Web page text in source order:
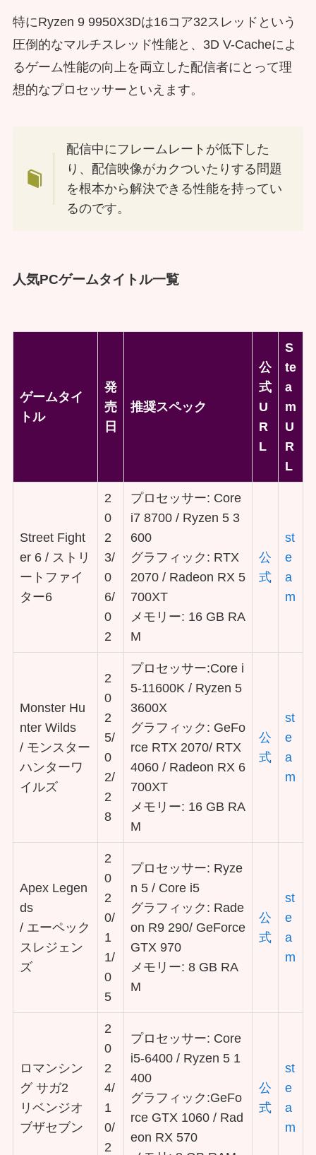
特にRyzen 9 9950X3Dは16コア32スレッドという
圧倒的なマルチスレッド性能と、3D V-Cacheによ
るゲーム性能の向上を両立した配信者にとって理
想的なプロセッサーといえます。
配信中にフレームレートが低下した
り、配信映像がカクついたりする問題
を根本から解決できる性能を持ってい
るのです。
人気PCゲームタイトル一覧
ゲームタイ
トル
発
売
日
推奨スペック
公
式
U
R
L
S
te
a
m
U
R
L
Street Fight
er 6 / ストリ
ートファイ
ター6
2
0
2
3/
0
6/
0
2
プロセッサー: Core
i7 8700 / Ryzen 5 3
600
グラフィック: RTX
2070 / Radeon RX 5
700XT
メモリー: 16 GB RA
M
公
式
st
e
a
m
Monster Hu
nter Wilds
/ モンスター
ハンターワ
イルズ
2
0
2
5/
0
2/
2
8
プロセッサー:Core i
5-11600K / Ryzen 5
3600X
グラフィック: GeFo
rce RTX 2070/ RTX
4060 / Radeon RX 6
700XT
メモリー: 16 GB RA
M
公
式
st
e
a
m
Apex Legen
ds
/ エーペック
スレジェン
ズ
2
0
2
0/
1
1/
0
5
プロセッサー: Ryze
n 5 / Core i5
グラフィック: Rade
on R9 290/ GeForce
GTX 970
メモリー: 8 GB RA
M
公
式
st
e
a
m
ロマンシン
グ サガ2
リベンジオ
ブザセブン
2
0
2
4/
1
0/
2
プロセッサー: Core
i5-6400 / Ryzen 5 1
400
グラフィック:GeFo
rce GTX 1060 / Rad
eon RX 570
公
式
st
e
a
m